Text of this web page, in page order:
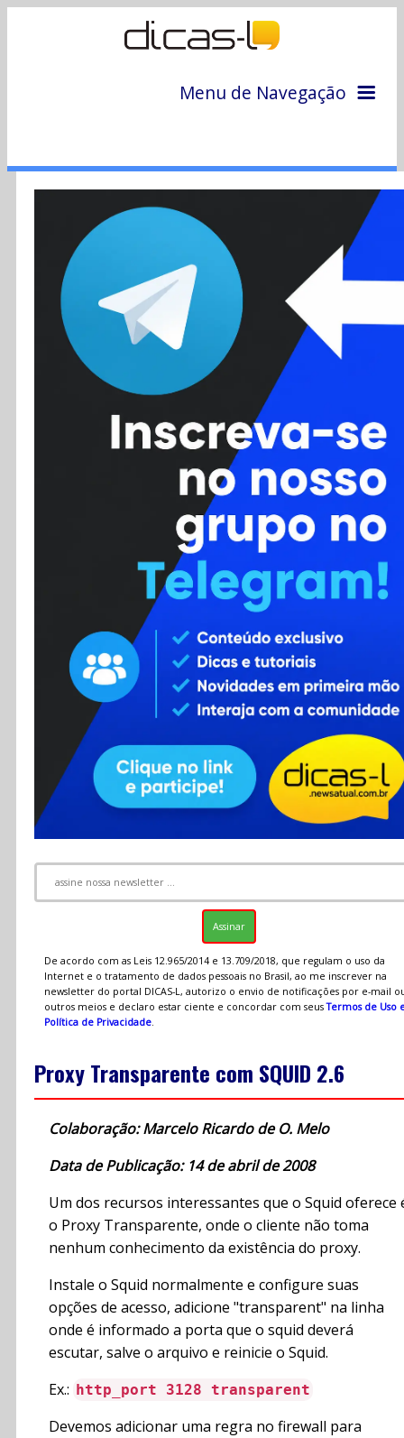
Menu de Navegação
Colunas
Colaboradores
Cursos
Enviar Dica
Contato
RSS
De acordo com as Leis 12.965/2014 e 13.709/2018, que regulam o uso da
Internet e o tratamento de dados pessoais no Brasil, ao me inscrever na
newsletter do portal DICAS-L, autorizo o envio de notificações por e-mail
outros meios e declaro estar ciente e concordar com seusTermos de Uso
Política de Privacidade.
Proxy Transparente com SQUID 2.6
Colaboração: Marcelo Ricardo de O. Melo
Data de Publicação: 14 de abril de 2008
Um dos recursos interessantes que o Squid oferece
o Proxy Transparente, onde o cliente não toma
nenhum conhecimento da existência do proxy.
Instale o Squid normalmente e configure suas
opções de acesso, adicione "transparent" na linha
onde é informado a porta que o squid deverá
escutar, salve o arquivo e reinicie o Squid.
Ex.: http_port 3128 transparent
Devemos adicionar uma regra no firewall para